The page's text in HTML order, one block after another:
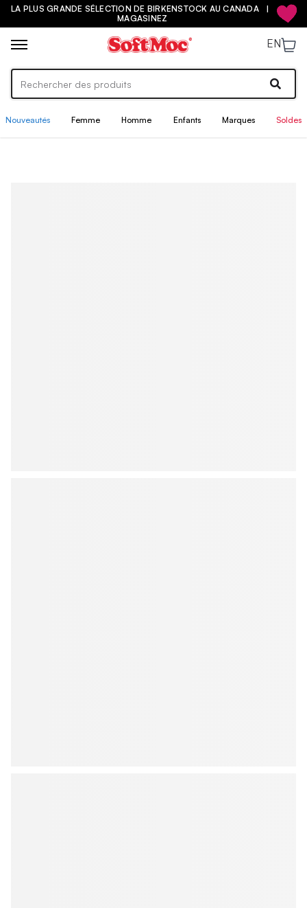
LA PLUS GRANDE SÉLECTION DE BIRKENSTOCK AU CANADA |
MAGASINEZ
EN
Nouveautés Femme Homme Enfants Marques Soldes